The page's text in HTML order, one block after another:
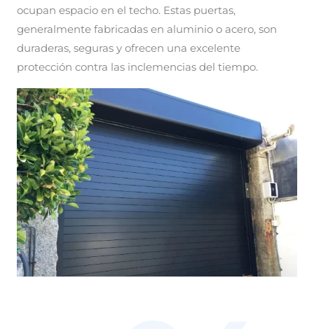
ocupan espacio en el techo. Estas puertas,
generalmente fabricadas en aluminio o acero, son
duraderas, seguras y ofrecen una excelente
protección contra las inclemencias del tiempo.